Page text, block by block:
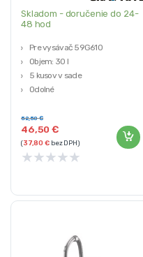
Skladom - doručenie do 24-
48 hod
Pre vysávač 59G610
Objem: 30 l
5 kusov v sade
Odolné
46,50€
52,50€
(37,80€bez DPH)
★★★★★